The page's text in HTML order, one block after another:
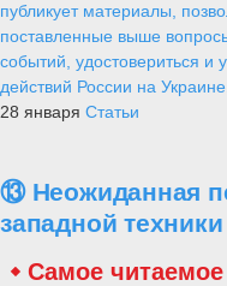
публикует материалы,
поставленные выше
событий, удостовериться и
действий России на Украине.
28 января Статьи
⑬ Неожиданная
западной техники
Самое читаемое